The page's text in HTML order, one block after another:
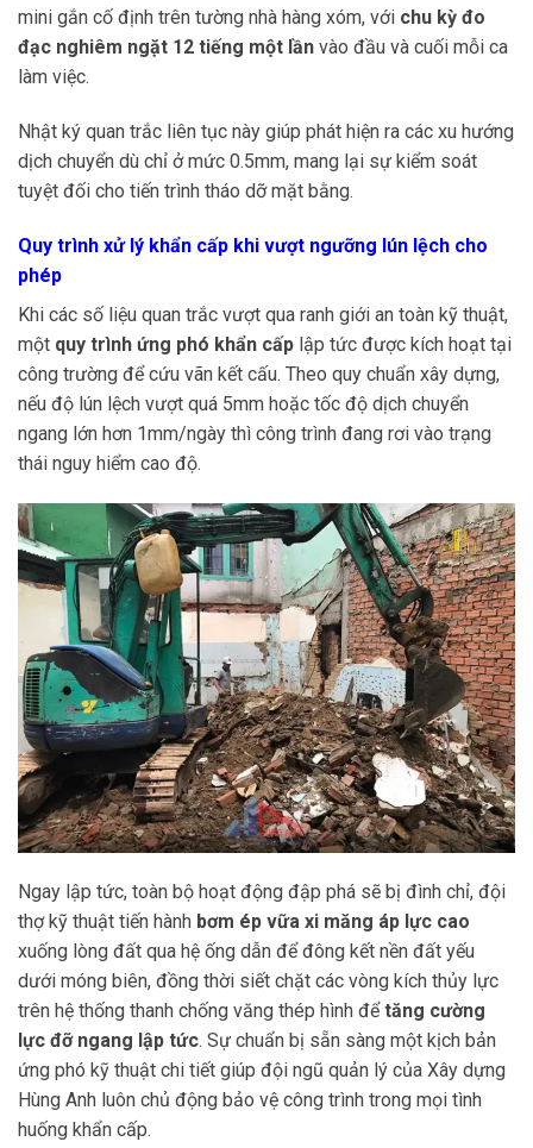
mini gắn cố định trên tường nhà hàng xóm, với chu kỳ đo
đạc nghiêm ngặt 12 tiếng một lần vào đầu và cuối mỗi ca
làm việc.
Nhật ký quan trắc liên tục này giúp phát hiện ra các xu hướng
dịch chuyển dù chỉ ở mức 0.5mm, mang lại sự kiểm soát
tuyệt đối cho tiến trình tháo dỡ mặt bằng.
Quy trình xử lý khẩn cấp khi vượt ngưỡng lún lệch cho
phép
Khi các số liệu quan trắc vượt qua ranh giới an toàn kỹ thuật,
một quy trình ứng phó khẩn cấp lập tức được kích hoạt tại
công trường để cứu vãn kết cấu. Theo quy chuẩn xây dựng,
nếu độ lún lệch vượt quá 5mm hoặc tốc độ dịch chuyển
ngang lớn hơn 1mm/ngày thì công trình đang rơi vào trạng
thái nguy hiểm cao độ.
Ngay lập tức, toàn bộ hoạt động đập phá sẽ bị đình chỉ, đội
thợ kỹ thuật tiến hành bơm ép vữa xi măng áp lực cao
xuống lòng đất qua hệ ống dẫn để đông kết nền đất yếu
dưới móng biên, đồng thời siết chặt các vòng kích thủy lực
trên hệ thống thanh chống văng thép hình đểtăng cường
lực đỡ ngang lập tức. Sự chuẩn bị sẵn sàng một kịch bản
ứng phó kỹ thuật chi tiết giúp đội ngũ quản lý của Xây dựng
Hùng Anh luôn chủ động bảo vệ công trình trong mọi tình
huống khẩn cấp.